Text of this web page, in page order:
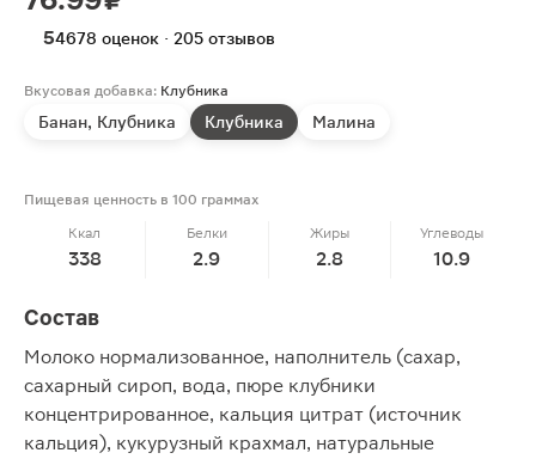
54678 оценок · 205 отзывов
Вкусовая добавка: Клубника
Банан, Клубника Клубника Малина
Пищевая ценность в 100 граммах
Ккал
338
Белки
2.9
Жиры
2.8
Углеводы
10.9
Состав
Молоко нормализованное, наполнитель (сахар,
сахарный сироп, вода, пюре клубники
концентрированное, кальция цитрат (источник
кальция), кукурузный крахмал, натуральные